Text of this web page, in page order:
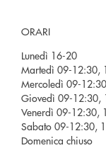
ORARI
Lunedì 16-20
Martedì 09-12:30,
Mercoledì 09-
Giovedì 09-12:30,
Venerdì 09-12:30,
Sabato 09-12:30,
Domenica chiuso